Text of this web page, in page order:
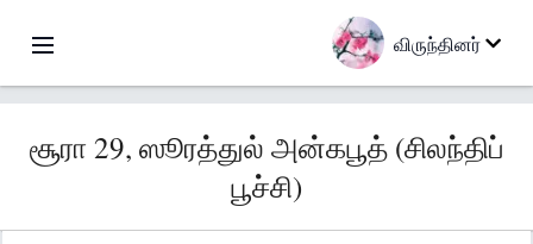
விருந்தினர்
சூரா 29, ஸூரத்துல் அன்கபூத் (சிலந்திப்
பூச்சி)